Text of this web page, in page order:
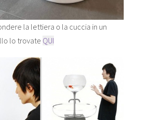
la lettiera o la cuccia in un
lo trovate QUI